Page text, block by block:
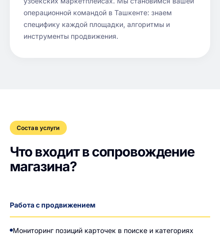
операционной командой в Ташкенте: знаем
специфику каждой площадки, алгоритмы и
инструменты продвижения.
Состав услуги
Что входит в сопровождение
магазина?
Работа с продвижением
Мониторинг позиций карточек в поиске и категориях